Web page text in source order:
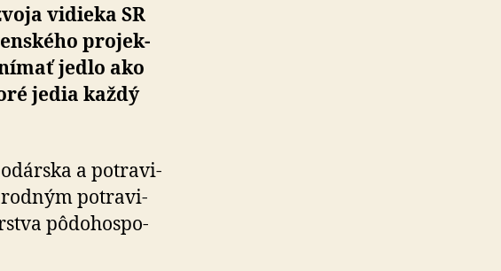
vidieka SR
pro­jek­
jedlo ako
jedia každý
a po­tra­vi­
po­tra­vi­
pô­do­hos­po­